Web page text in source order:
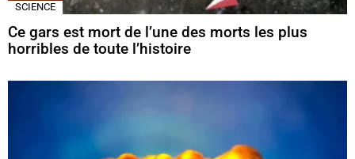
SCIENCE
Ce gars est mort de l’une des morts les plus
horribles de toute l’histoire